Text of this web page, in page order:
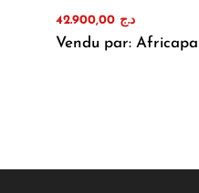
د.ج
Vendu par: